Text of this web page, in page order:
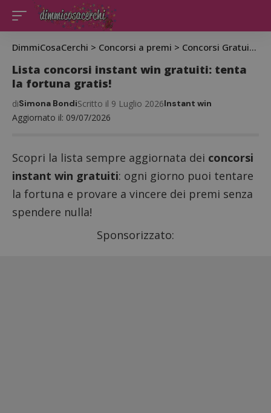
DimmiCosaCerchi > Concorsi a premi > Concorsi Gratuiti >
Lista concorsi instant win gratuiti: tenta
la fortuna gratis!
Aggiornato il: 09/07/2026
diSimona BondiScritto il 9 Luglio 2026Instant win
Scopri la lista sempre aggiornata dei concorsi
instant win gratuiti: ogni giorno puoi tentare
la fortuna e provare a vincere dei premi senza
spendere nulla!
Sponsorizzato: